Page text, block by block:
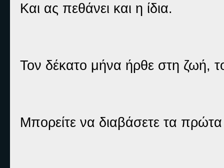
Και ας πεθάνει και η ίδια.
Τον δέκατο μήνα ήρθε στη ζωή,
Μπορείτε να διαβάσετε τα